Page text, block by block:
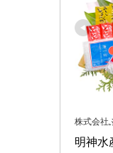
株式会社
明神水